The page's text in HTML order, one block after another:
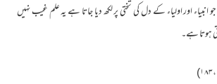
اور اولیاء کے دل کی تختی پر لکھ دیا جاتا ہے یہ علم غیب نہیں
ہوتا ہے۔